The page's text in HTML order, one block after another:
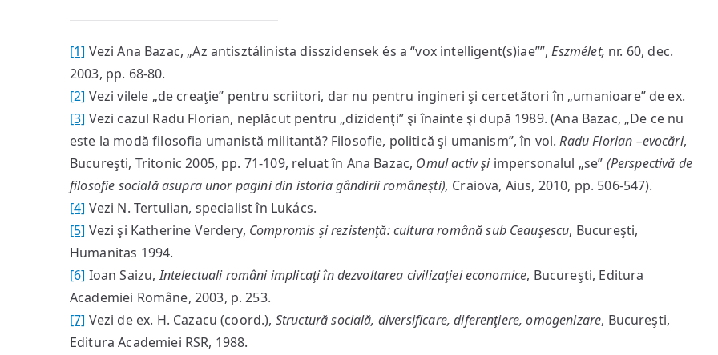
[1] Vezi Ana Bazac, „Az antisztálinista disszidensek és a “vox intelligent(s)iae””,Eszmélet, nr. 60, dec.
2003, pp. 68-80.
[2] Vezi vilele „de creaţie” pentru scriitori, dar nu pentru ingineri şi cercetători în „umanioare” de ex.
[3] Vezi cazul Radu Florian, neplăcut pentru „dizidenţi” şi înainte şi după 1989. (Ana Bazac, „De ce nu
este la modă filosofia umanistă militantă? Filosofie, politică şi umanism”, în vol.Radu Florian –evocări,
Bucureşti, Tritonic 2005, pp. 71-109, reluat în Ana Bazac, Omul activ şi impersonalul „se” (Perspectivă de
filosofie socială asupra unor pagini din istoria gândirii româneşti), Craiova, Aius, 2010, pp. 506-547).
[4] Vezi N. Tertulian, specialist în Lukács.
[5] Vezi şi Katherine Verdery, Compromis şi rezistenţă: cultura română sub Ceauşescu, Bucureşti,
Humanitas 1994.
[6] Ioan Saizu,Intelectuali români implicaţi în dezvoltarea civilizaţiei economice, Bucureşti, Editura
Academiei Române, 2003, p. 253.
[7] Vezi de ex. H. Cazacu (coord.), Structură socială, diversificare, diferenţiere, omogenizare, Bucureşti,
Editura Academiei RSR, 1988.